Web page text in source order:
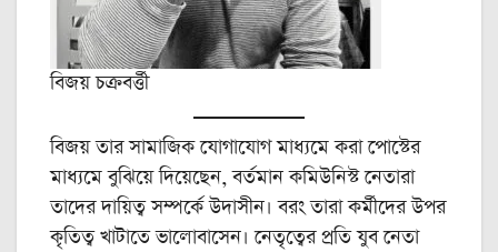
বিজয় চক্রবর্ত্তী
বিজয় তার সামাজিক যোগাযোগ মাধ্যমে করা পোস্টের
মাধ্যমে বুঝিয়ে দিয়েছেন, বর্তমান কমিউনিস্ট নেতারা
তাদের দায়িত্ব সম্পর্কে উদাসীন। বরং তারা কর্মীদের উপর
কৃতিত্ব খাটাতে ভালোবাসেন। নেতৃত্বের প্রতি যুব নেতা